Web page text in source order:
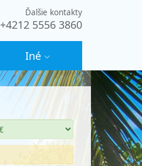
Ďalšie kontakty
+4212 5556 3860
Iné